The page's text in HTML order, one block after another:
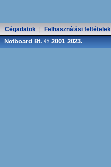
Cégadatok Felhasználási feltételek
Netboard Bt. © 2001-2023.